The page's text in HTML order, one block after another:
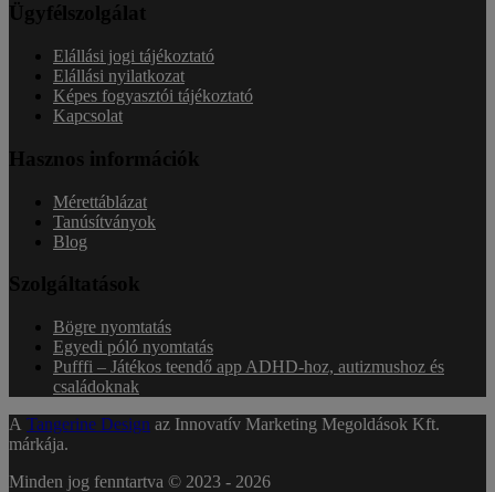
Ügyfélszolgálat
Elállási jogi tájékoztató
Elállási nyilatkozat
Képes fogyasztói tájékoztató
Kapcsolat
Hasznos információk
Mérettáblázat
Tanúsítványok
Blog
Szolgáltatások
Bögre nyomtatás
Egyedi póló nyomtatás
Pufffi – Játékos teendő app ADHD-hoz, autizmushoz és
családoknak
A Tangerine Design az Innovatív Marketing Megoldások Kft.
márkája.
Minden jog fenntartva © 2023 - 2026